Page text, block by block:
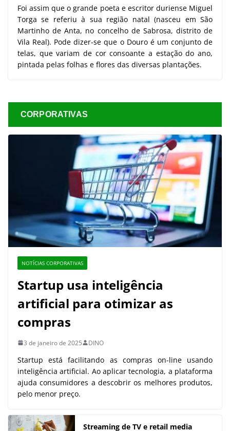
Foi assim que o grande poeta e escritor duriense Miguel
Torga se referiu à sua região natal (nasceu em São
Martinho de Anta, no concelho de Sabrosa, distrito de
Vila Real). Pode dizer-se que o Douro é um conjunto de
telas, que variam de cor consoante a estação do ano,
pintada pelas folhas e flores das diversas plantações.
CORPORATIVAS
NOTÍCIAS CORPORATIVAS
Startup usa inteligência
artificial para otimizar as
compras
3 de janeiro de 2025 DINO
Startup está facilitando as compras on-line usando
inteligência artificial. Ao aplicar tecnologia, a plataforma
ajuda consumidores a descobrir os melhores produtos,
pelo menor preço.
Streaming de TV e retail media